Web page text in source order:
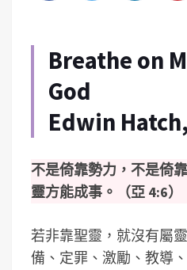
Breathe on
God
Edwin
不是倚靠勢力，不是倚
靈方能成事。（亞 4:6）
若非靠聖靈，就沒有屬
備、定罪、激勵、教導